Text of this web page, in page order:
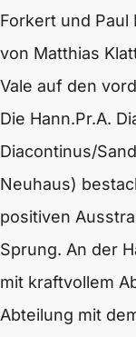
Forkert und
von Matthias
Vale auf den
Die Hann.Pr.A.
Diacontinus/
Neuhaus)
positiven
Sprung. An der
mit kraftvollem
Abteilung mit